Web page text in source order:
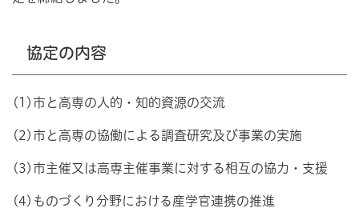
協定の内容
(1)市と高専の人的・知的資源の交流
(2)市と高専の協働による調査研究及び事業の実施
(3)市主催又は高専主催事業に対する相互の協力・支援
(4)ものづくり分野における産学官連携の推進